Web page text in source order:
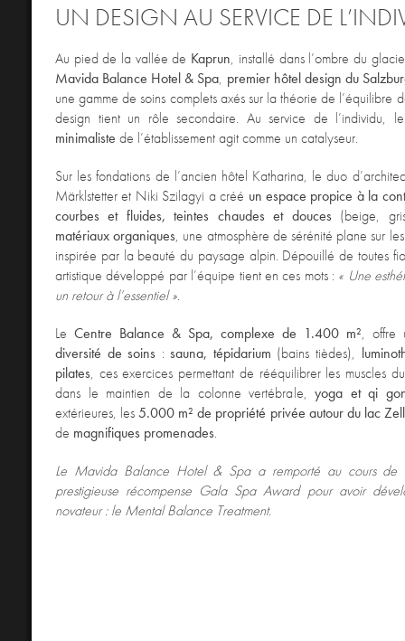
UN DESIGN AU SERVICE DE
Au pied de la vallée de Kaprun, installé dans l’ombre du
Mavida Balance Hotel & Spa, premier hôtel design du
une gamme de soins complets axés sur la théorie de l’équilibre
design tient un rôle secondaire. Au service de l’individu,
minimaliste de l’établissement agit comme un catalyseur.
Sur les fondations de l’ancien hôtel Katharina, le duo
Märklstetter et Niki Szilagyi a créé un espace propice à la
courbes et fluides, teintes chaudes et douces (beige,
matériaux organiques, une atmosphère de sérénité plane sur
inspirée par la beauté du paysage alpin. Dépouillé de toutes
artistique développé par l’équipe tient en ces mots : « Une
un retour à l’essentiel ».
Le Centre Balance & Spa, complexe de 1.400 m², offre
diversité de soins :sauna, tépidarium (bains tièdes),
pilates, ces exercices permettant de rééquilibrer les muscles
dans le maintien de la colonne vertébrale,yoga et qi
extérieures, les5.000 m² de propriété privée autour du lac
de magnifiques promenades.
Le Mavida Balance Hotel & Spa a remporté au cours de
prestigieuse récompense Gala Spa Award pour avoir
novateur : le Mental Balance Treatment.